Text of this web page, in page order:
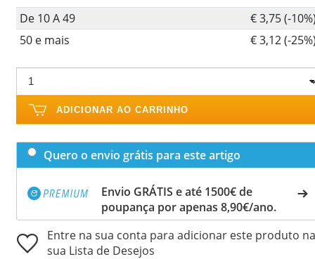
De 10 A 49
€ 3,75 (-
50 e mais
€ 3,12 (-
ADICIONAR AO CARRINHO
Quero o envio grátis para este artigo
Envio GRÁTIS e até 1500€ de
poupança por apenas 8,90€/ano.
Entre na sua conta para adicionar este produto na
sua Lista de Desejos